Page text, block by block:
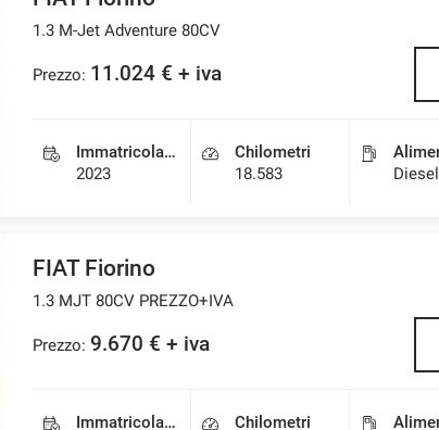
1.3 M-Jet Adventure 80CV
Prezzo: 11.024 € + iva
Immatricolazione
2023
Chilometri
18.583
Diesel
FIAT Fiorino
1.3 MJT 80CV PREZZO+IVA
Prezzo: 9.670 € + iva
Immatricolazione Chilometri